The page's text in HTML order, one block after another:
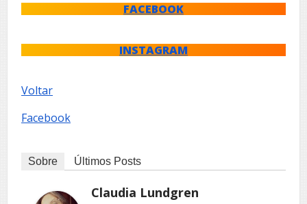
FACEBOOK
INSTAGRAM
Voltar
Facebook
Sobre Últimos Posts
Claudia Lundgren